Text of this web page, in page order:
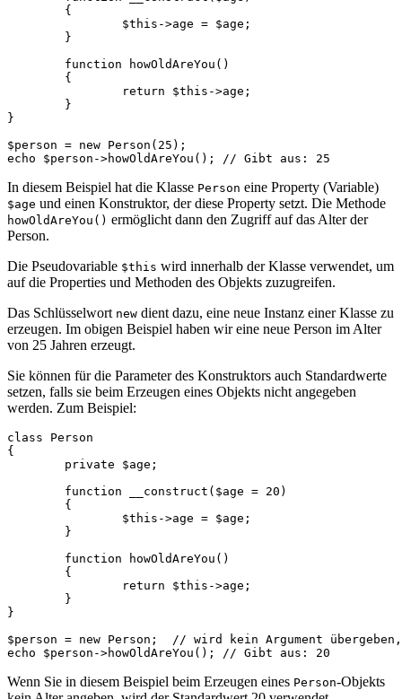
}
$person = new Person(25);
In diesem Beispiel hat die Klasse Person eine Property (Variable)
$age und einen Konstruktor, der diese Property setzt. Die Methode
howOldAreYou() ermöglicht dann den Zugriff auf das Alter der
Person.
Die Pseudovariable $this wird innerhalb der Klasse verwendet, um
auf die Properties und Methoden des Objekts zuzugreifen.
Das Schlüsselwort new dient dazu, eine neue Instanz einer Klasse zu
erzeugen. Im obigen Beispiel haben wir eine neue Person im Alter
von 25 Jahren erzeugt.
Sie können für die Parameter des Konstruktors auch Standardwerte
setzen, falls sie beim Erzeugen eines Objekts nicht angegeben
werden. Zum Beispiel:
class Person
{
}
$person = new Person;  // wird kein Argument
Wenn Sie in diesem Beispiel beim Erzeugen eines Person-Objekts